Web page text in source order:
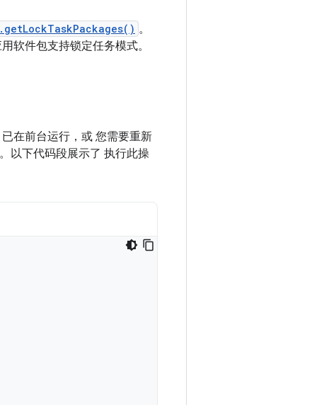
。
软件包支持锁定任务模式。
在前台运行，或 您需要重新
以下代码段展示了 执行此操